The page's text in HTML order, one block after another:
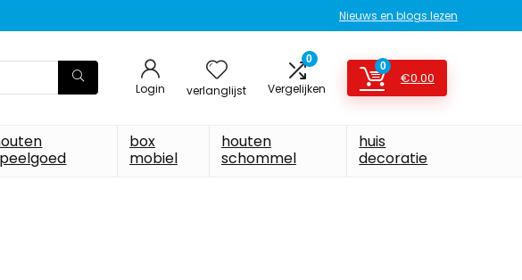
Nieuws en blogs lezen
Login verlanglijst
0
Vergelijken
0
€0.00
box
mobiel
houten
schommel
huis
decoratie